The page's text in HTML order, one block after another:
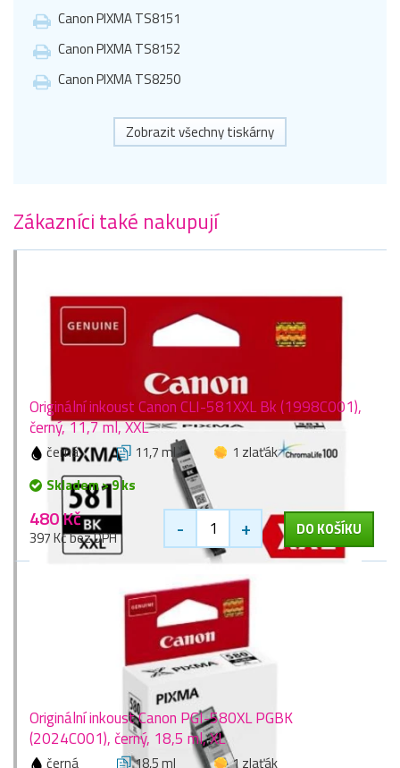
Canon PIXMA TS8151
Canon PIXMA TS8152
Canon PIXMA TS8250
Zobrazit všechny tiskárny
Zákazníci také nakupují
Originální inkoust Canon CLI-581XXL Bk (1998C001),
černý, 11,7 ml, XXL
černá 11,7 ml
1 zlaťák
Skladem > 9 ks
480 Kč
397 Kč bez DPH - + DO KOŠÍKU
Originální inkoust Canon PGI-580XL PGBK
(2024C001), černý, 18,5 ml, XL
černá 18,5 ml 1 zlaťák